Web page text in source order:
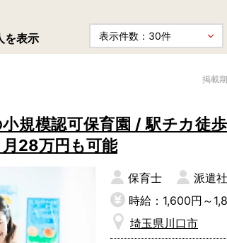
を表示
掲載
規模認可保育園 / 駅チカ徒
28万円も可能
保育士
派遣
時給：1,600円～
埼玉県川口市
病院内保育所
子育て支援センター
残業3時間以内
土日祝のお仕事
社会保険完備
男性保育士